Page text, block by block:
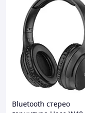
Bluetooth стерео